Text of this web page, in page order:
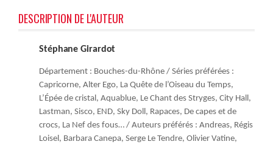
DESCRIPTION DE L'AUTEUR
Stéphane Girardot
Département : Bouches-du-Rhône / Séries préférées :
Capricorne, Alter Ego, La Quête de l’Oiseau du Temps,
L’Épée de cristal, Aquablue, Le Chant des Stryges, City Hall,
Lastman, Sisco, END, Sky Doll, Rapaces, De capes et de
crocs, La Nef des fous… / Auteurs préférés : Andreas, Régis
Loisel, Barbara Canepa, Serge Le Tendre, Olivier Vatine,